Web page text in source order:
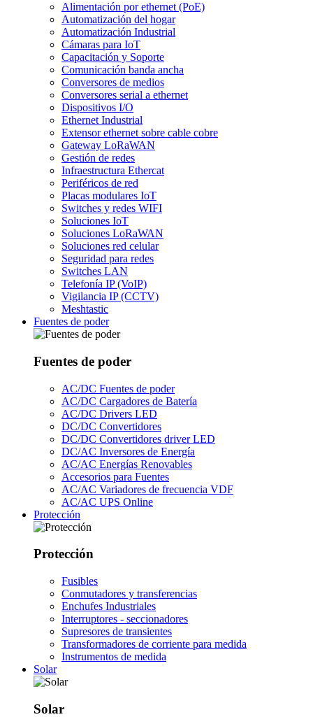
Alimentación por ethernet (PoE)
Automatización del hogar
Automatización Industrial
Cámaras para IoT
Capacitación y Soporte
Comunicación banda ancha
Conversores de medios
Conversores serial a ethernet
Dispositivos I/O
Ethernet Industrial
Extensor ethernet sobre cable cobre
Gateway LoRaWAN
Gestión de redes
Infraestructura Ethercat
Periféricos de red
Placas modulares IoT
Switches y redes WIFI
Soluciones IoT
Soluciones LoRaWAN
Soluciones red celular
Seguridad para redes
Switches LAN
Telefonía IP (VoIP)
Vigilancia IP (CCTV)
Meshtastic
Fuentes de poder
Fuentes de poder
AC/DC Fuentes de poder
AC/DC Cargadores de Batería
AC/DC Drivers LED
DC/DC Convertidores
DC/DC Convertidores driver LED
DC/AC Inversores de Energía
AC/AC Energías Renovables
Accesorios para Fuentes
AC/AC Variadores de frecuencia VDF
AC/AC UPS Online
Protección
Protección
Fusibles
Conmutadores y transferencias
Enchufes Industriales
Interruptores - seccionadores
Supresores de transientes
Transformadores de corriente para medida
Instrumentos de medida
Solar
Solar